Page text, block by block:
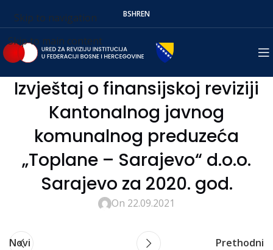
Skip to navigation
Skip to main content
BSHREN
Izvještaj o finansijskoj reviziji
Kantonalnog javnog
komunalnog preduzeća
„Toplane – Sarajevo“ d.o.o.
Sarajevo za 2020. god.
On 22.09.2021
Novi Prethodni